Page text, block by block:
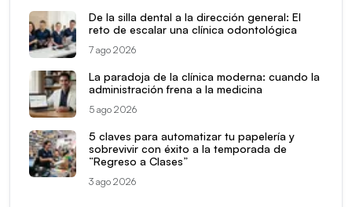
De la silla dental a la dirección general: El
reto de escalar una clínica odontológica
7 ago 2026
La paradoja de la clínica moderna: cuando la
administración frena a la medicina
5 ago 2026
5 claves para automatizar tu papelería y
sobrevivir con éxito a la temporada de
“Regreso a Clases”
3 ago 2026